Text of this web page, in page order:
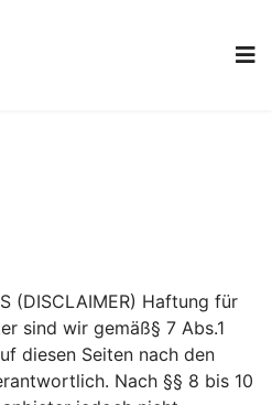
(DISCLAIMER) Haftung für
sind wir gemäß§ 7 Abs.1
diesen Seiten nach den
Nach §§ 8 bis 10